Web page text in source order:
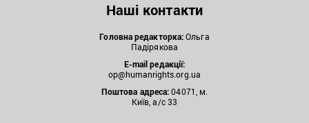
Наші контакти
Головна редакторка:Ольга
Падірякова
E-mail редакції:
op@humanrights.org.ua
Поштова адреса:04071, м.
Київ, а/с 33